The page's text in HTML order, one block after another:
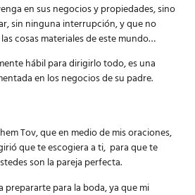
en sus negocios y propiedades, sino
sin ninguna interrupción, y que no
cosas materiales de este mundo…
hábil para dirigirlo todo, es una
en los negocios de su padre.
Tov, que en medio de mis oraciones,
que te escogiera a ti, para que te
son la pareja perfecta.
prepararte para la boda, ya que mi